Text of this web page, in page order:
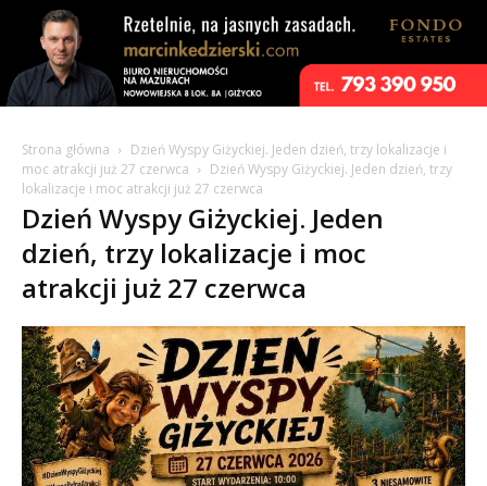
Strona główna
Dzień Wyspy Giżyckiej. Jeden dzień, trzy lokalizacje i
moc atrakcji już 27 czerwca
Dzień Wyspy Giżyckiej. Jeden dzień, trzy
lokalizacje i moc atrakcji już 27 czerwca
Dzień Wyspy Giżyckiej. Jeden
dzień, trzy lokalizacje i moc
atrakcji już 27 czerwca